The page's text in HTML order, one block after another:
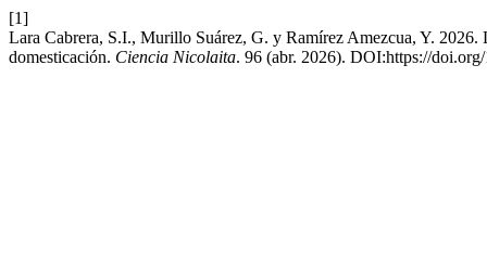
[1]
Lara Cabrera, S.I., Murillo Suárez, G. y Ramírez Amezcua, Y. 2026.
domesticación. Ciencia Nicolaita. 96 (abr. 2026). DOI:https://